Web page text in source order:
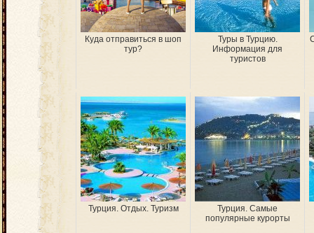
Куда отправиться в шоп
тур?
Туры в Турцию.
Информация для
туристов
Турция. Отдых. Туризм
Турция. Самые
популярные курорты